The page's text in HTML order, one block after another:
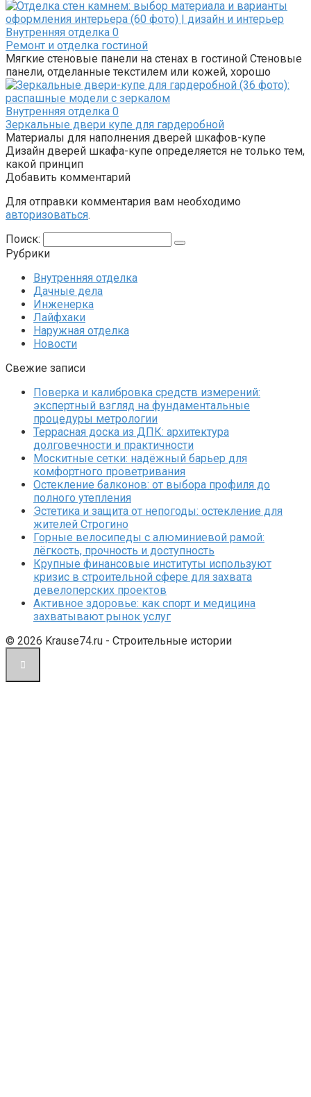
Внутренняя отделка 0
Ремонт и отделка гостиной
Мягкие стеновые панели на стенах в гостиной Стеновые
панели, отделанные текстилем или кожей, хорошо
Внутренняя отделка 0
Зеркальные двери купе для гардеробной
Материалы для наполнения дверей шкафов-купе
Дизайн дверей шкафа-купе определяется не только тем,
какой принцип
Добавить комментарий
Для отправки комментария вам необходимо
авторизоваться.
Поиск:
Рубрики
Внутренняя отделка
Дачные дела
Инженерка
Лайфхаки
Наружная отделка
Новости
Свежие записи
Поверка и калибровка средств измерений:
экспертный взгляд на фундаментальные
процедуры метрологии
Террасная доска из ДПК: архитектура
долговечности и практичности
Москитные сетки: надёжный барьер для
комфортного проветривания
Остекление балконов: от выбора профиля до
полного утепления
Эстетика и защита от непогоды: остекление для
жителей Строгино
Горные велосипеды с алюминиевой рамой:
лёгкость, прочность и доступность
Крупные финансовые институты используют
кризис в строительной сфере для захвата
девелоперских проектов
Активное здоровье: как спорт и медицина
захватывают рынок услуг
© 2026 Krause74.ru - Строительные истории